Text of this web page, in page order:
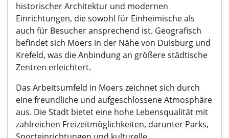
historischer Architektur und modernen
Einrichtungen, die sowohl für Einheimische als
auch für Besucher ansprechend ist. Geografisch
befindet sich Moers in der Nähe von Duisburg und
Krefeld, was die Anbindung an größere städtische
Zentren erleichtert.
Das Arbeitsumfeld in Moers zeichnet sich durch
eine freundliche und aufgeschlossene Atmosphäre
aus. Die Stadt bietet eine hohe Lebensqualität mit
zahlreichen Freizeitmöglichkeiten, darunter Parks,